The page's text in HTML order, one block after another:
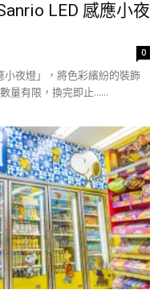
LED 感應小夜
0
小夜燈」，將色彩繽紛的裝飾
量有限，換完即止......